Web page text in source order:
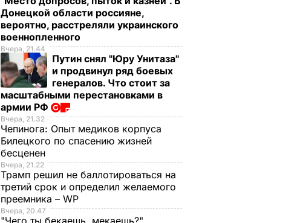
Донецкой области россияне,
вероятно, расстреляли украинского
военнопленного
Вчера, 21.44
Путин снял "Юру Унитаза"
и продвинул ряд боевых
генералов. Что стоит за
масштабными перестановками в
армии РФ
Вчера, 21.32
Чепинога: Опыт медиков корпуса
Билецкого по спасению жизней
бесценен
Вчера, 21.22
Трамп решил не баллотироваться на
третий срок и определил желаемого
преемника – WP
Вчера, 20.47
"Чего ты бекаешь, мекаешь?"